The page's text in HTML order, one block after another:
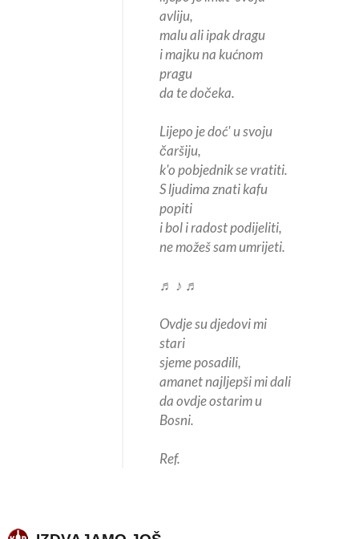
avliju,
malu ali ipak dragu
i majku na kućnom
pragu
da te dočeka.
Lijepo je doć' u svoju
čaršiju,
k'o pobjednik se vratiti.
S ljudima znati kafu
popiti
i bol i radost podijeliti,
ne možeš sam umrijeti.
♬ ♪ ♬
Ovdje su djedovi mi
stari
sjeme posadili,
amanet najljepši mi dali
da ovdje ostarim u
Bosni.
Ref.